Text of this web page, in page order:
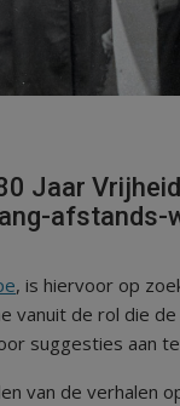
Jaar
afstands-
, is hiervoor op
vanuit de rol die
suggesties aan
van de verhalen